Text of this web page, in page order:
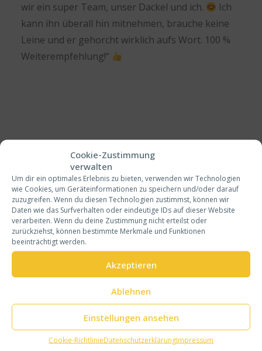
Cookie-Zustimmung
verwalten
Um dir ein optimales Erlebnis zu bieten, verwenden wir Technologien
wie Cookies, um Geräteinformationen zu speichern und/oder darauf
zuzugreifen. Wenn du diesen Technologien zustimmst, können wir
Daten wie das Surfverhalten oder eindeutige IDs auf dieser Website
verarbeiten. Wenn du deine Zustimmung nicht erteilst oder
zurückziehst, können bestimmte Merkmale und Funktionen
beeinträchtigt werden.
Akzeptieren
Ablehnen
Einstellungen ansehen
Cookie-RichtlinieDatenschutzerklärungImpressum
wir ein super Team, unser Dackel und ich.
Ich
kann ihn überall hin mitnehmen, brauche keine
Leine und er gehorcht wirklich aufs Wort. 100 %
Weiterempfehlung!“
NAVIGATION
AUSZEICHNUNGEN